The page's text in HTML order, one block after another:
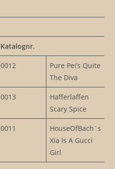
Katalognr.
0012
Pure Pei’s Quite
The Diva
0013
Hafferlaffen
Scary Spice
0011
HouseOfBach`s
Xia Is A Gucci
Girl